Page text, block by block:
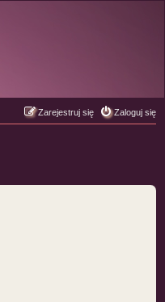
Zaloguj się
Zarejestruj się